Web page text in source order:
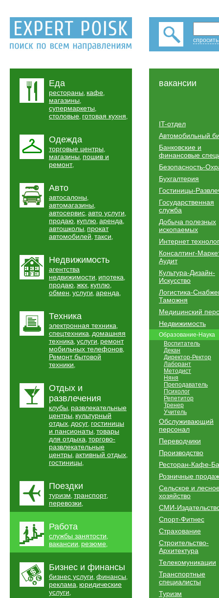
Еда
рестораны, кафе,
магазины,
супермаркеты,
столовые, готовая кухня,
Одежда
торговые центры,
магазины, пошив и
ремонт,
Авто
автосалоны,
автомагазины,
автосервис, авто услуги,
продаю, куплю, аренда,
автошколы, прокат
автомобилей, такси,
Недвижимость
агентства
недвижимости, ипотека,
продаю, жкх, куплю,
обмен, услуги, аренда,
Техника
электронная техника,
спецтехника, домашняя
техника, услуги, ремонт
мобильных телефонов,
Ремонт бытовой
техники,
Отдых и
развлечения
клубы, развлекательные
центры, культурный
отдых, досуг, гостиницы
и пансионаты, товары
для отдыха, торгово-
развлекательные
центры, активный отдых,
гостиницы,
Поездки
туризм, транспорт,
перевозки,
Работа
службы занятости,
вакансии, резюме,
Бизнес и финансы
бизнес услуги, финансы,
реклама, юридические
услуги,
вакансии
IT-отдел
Автомобильный
Банковские и
финансовые
Безопасность-
Бухгалтерия
Гостиницы-
Государственная
служба
Добыча полезных
ископаемых
Интернет
Консалтинг-
Аудит
Культура-Дизайн-
Искусство
Логистика-
Таможня
Медицинский
Недвижимость
Образование-Наука
Воспитатель
Декан
Директор-Ректор
Лаборант
Методист
Няня
Преподаватель
Психолог
Репетитор
Тренер
Учитель
Обслуживающий
персонал
Переводчики
Производство
Ресторан-Кафе-
Розничные
Сельское и
хозяйство
СМИ-
Спорт-Фитнес
Страхование
Строительство-
Архитектура
Телекомуникации
Транспортные
специалисты
Туризм